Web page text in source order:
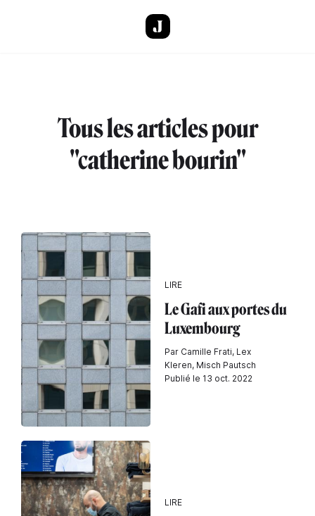
Tous les articles pour
"catherine bourin"
LIRE
Le Gafi aux portes du
Luxembourg
Par Camille Frati, Lex
Kleren, Misch Pautsch
Publié le 13 oct. 2022
LIRE